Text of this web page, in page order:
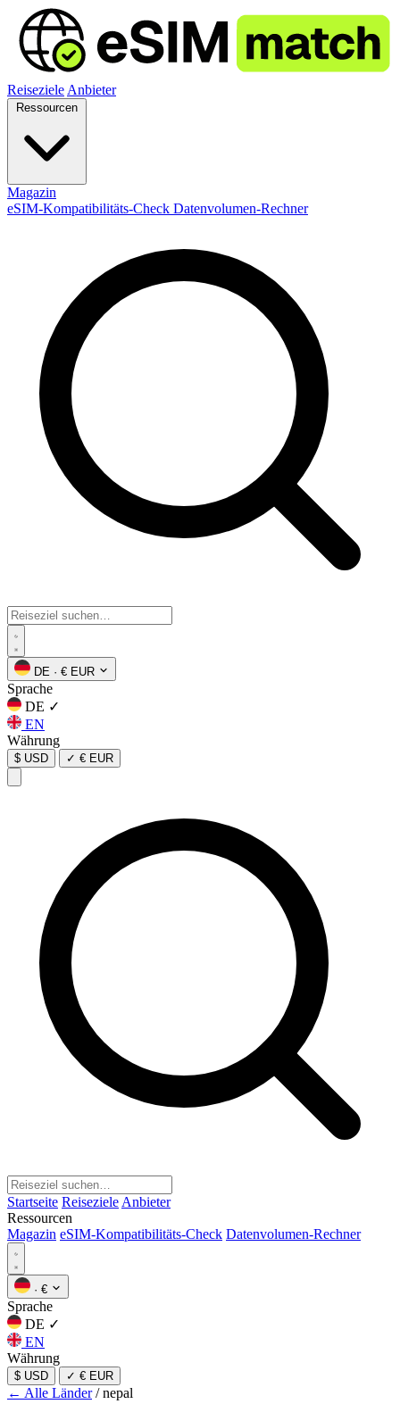
Reiseziele Anbieter
Magazin
eSIM-Kompatibilitäts-Check Datenvolumen-Rechner
DE · € EUR
Sprache
DE ✓
EN
Währung
$ USD ✓ € EUR
Startseite Reiseziele Anbieter
Ressourcen
Magazin eSIM-Kompatibilitäts-Check Datenvolumen-Rechner
· €
Sprache
DE ✓
EN
Währung
$ USD ✓ € EUR
← Alle Länder / nepal